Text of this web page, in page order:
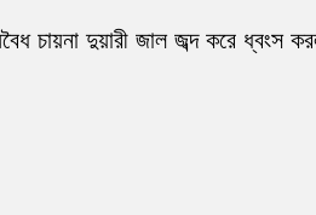
চায়না দুয়ারী জাল জব্দ করে ধ্বংস